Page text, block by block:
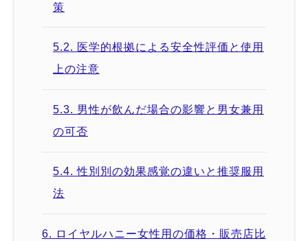
策
5.2. 医学的根拠による安全性評価と使用
上の注意
5.3. 男性が飲んだ場合の影響と男女兼用
の可否
5.4.性別別の効果感覚の違いと推奨服用
法
6. ロイヤルハニー女性用の価格・販売店比